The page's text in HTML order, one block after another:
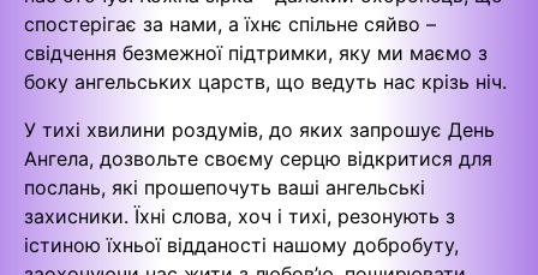
спостерігає за нами, а їхнє спільне сяйво –
свідчення безмежної підтримки, яку ми маємо з
боку ангельських царств, що ведуть нас крізь ніч.
У тихі хвилини роздумів, до яких запрошує День
Ангела, дозвольте своєму серцю відкритися для
послань, які прошепочуть ваші ангельські
захисники. Їхні слова, хоч і тихі, резонують з
істиною їхньої відданості нашому добробуту,